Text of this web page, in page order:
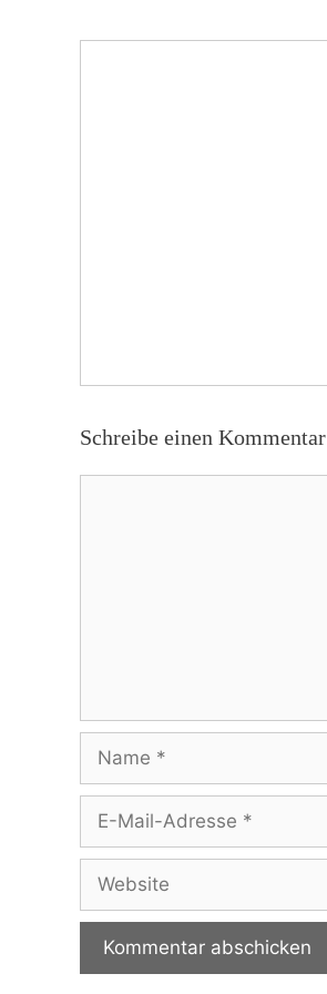
Schreibe einen Kommentar
Name
Adresse
Website